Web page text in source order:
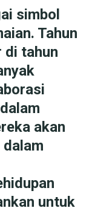
simbol
Tahun
di tahun
akan
untuk